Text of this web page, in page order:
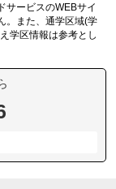
サービスのWEBサイ
。また、通学区域(学
学区情報は参考とし